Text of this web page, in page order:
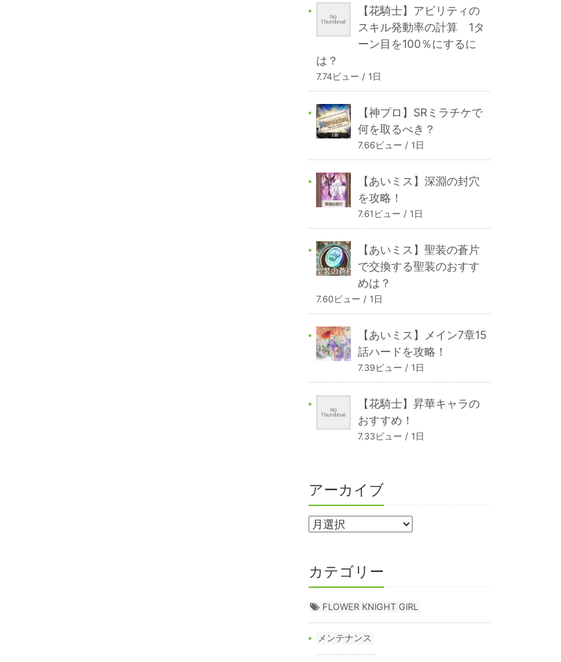
【花騎士】アビリティの
スキル発動率の計算 1タ
ーン目を100％にするに
は？
7.74ビュー / 1日
【神プロ】SRミラチケで
何を取るべき？
7.66ビュー / 1日
【あいミス】深淵の封穴
を攻略！
7.61ビュー / 1日
【あいミス】聖装の蒼片
で交換する聖装のおすす
めは？
7.60ビュー / 1日
【あいミス】メイン7章15
話ハードを攻略！
7.39ビュー / 1日
【花騎士】昇華キャラの
おすすめ！
7.33ビュー / 1日
アーカイブ
カテゴリー
FLOWER KNIGHT GIRL
メンテナンス